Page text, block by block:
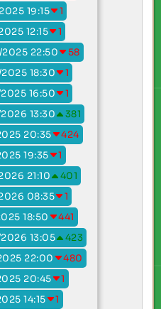
19:15
1
12:15
1
22:50
58
18:30
1
16:50
1
13:30
381
20:35
424
19:35
1
21:10
401
08:35
1
18:50
441
13:05
423
22:00
480
20:45
1
14:15
1